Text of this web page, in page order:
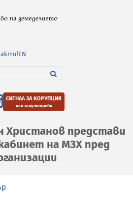
EN
СИГНАЛ ЗА КОРУПЦИЯ
или злоупотреби
представи
на МЗХ пред